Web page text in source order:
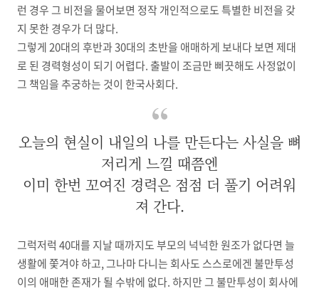
런 경우 그 비전을 물어보면 정작 개인적으로도 특별한 비전을 갖
지 못한 경우가 더 많다.
그렇게20대의 후반과30대의 초반을 애매하게 보내다 보면 제대
로 된 경력형성이 되기 어렵다.출발이 조금만 삐끗해도 사정없이
그 책임을 추궁하는 것이 한국사회다.
오늘의 현실이 내일의 나를 만든다는 사실을 뼈
저리게 느낄 때쯤엔
이미 한번 꼬여진 경력은 점점 더 풀기 어려워
져 간다.
그럭저럭 40대를 지날 때까지도 부모의 넉넉한 원조가 없다면 늘
생활에 쫓겨야 하고, 그나마 다니는 회사도 스스로에겐 불만투성
이의 애매한 존재가 될 수밖에 없다. 하지만 그 불만투성이 회사에